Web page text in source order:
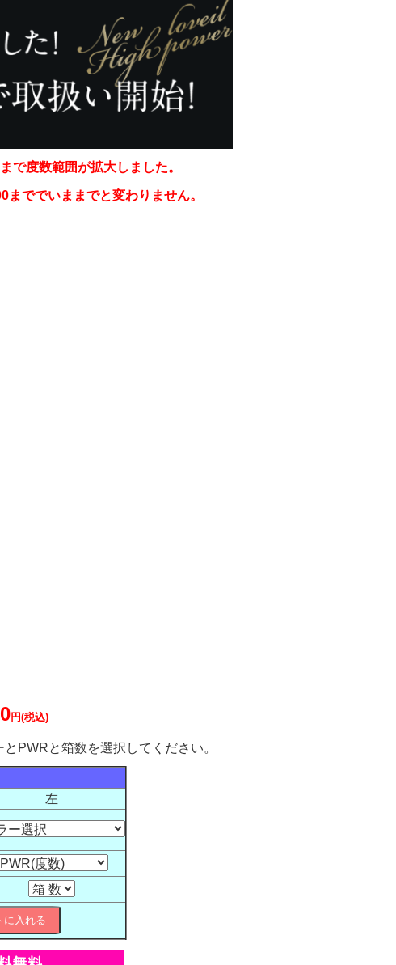
で度数範囲が拡大しました。
ででいままでと変わりません。